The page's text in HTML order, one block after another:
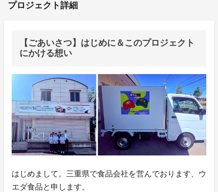
プロジェクト詳細
【ごあいさつ】はじめに＆このプロジェクト
にかける想い
はじめまして。三重県で食品会社を営んでおります、ウ
エダ食品と申します。